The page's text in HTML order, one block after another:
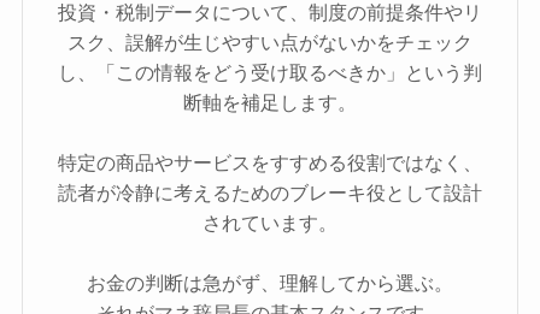
投資・税制データについて、制度の前提条件やリ
スク、誤解が生じやすい点がないかをチェック
し、「この情報をどう受け取るべきか」という判
断軸を補足します。
特定の商品やサービスをすすめる役割ではなく、
読者が冷静に考えるためのブレーキ役として設計
されています。
お金の判断は急がず、理解してから選ぶ。